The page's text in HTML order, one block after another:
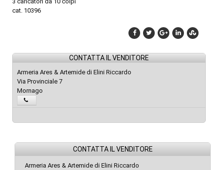
cat. 10396
CONTATTA IL VENDITORE
Armeria Ares & Artemide di Elini Riccardo
Via Provinciale 7
Mornago
CONTATTA IL VENDITORE
Armeria Ares & Artemide di Elini Riccardo